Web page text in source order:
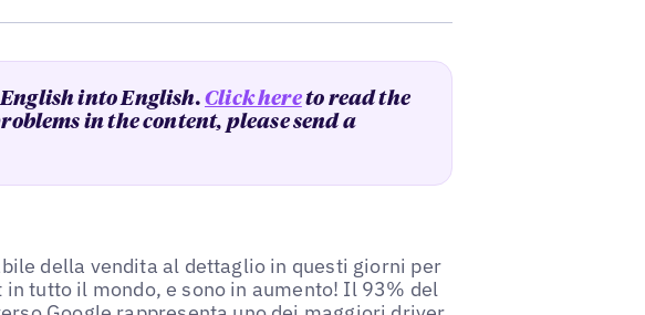
into English. Click hereto read the
in the content, please send a
della vendita al dettaglio in questi giorni per
tutto il mondo, e sono in aumento! Il 93% del